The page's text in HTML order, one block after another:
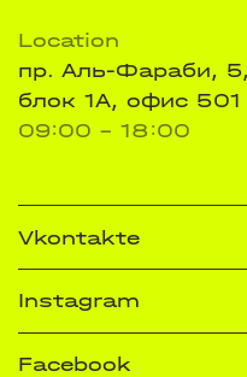
Location
пр. Аль-Фараби,
блок 1А, офис 501
09:00 - 18:00
Vkontakte
Instagram
Facebook